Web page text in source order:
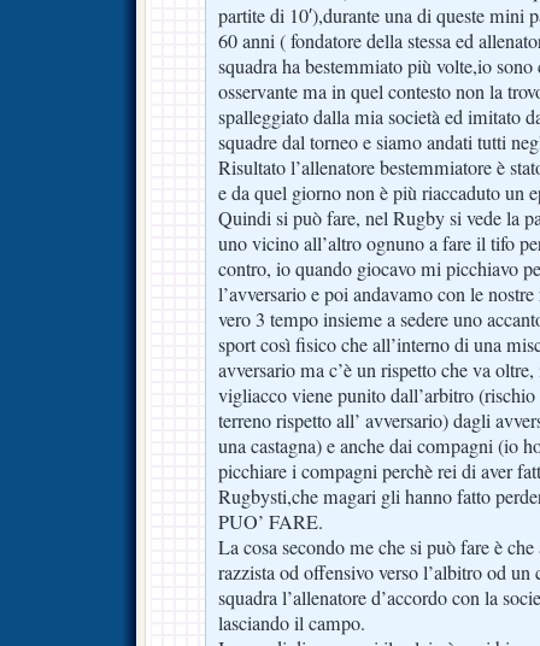
partite di 10′),durante una di queste mini
60 anni ( fondatore della stessa ed
squadra ha bestemmiato più volte,io
osservante ma in quel contesto non la
spalleggiato dalla mia società ed imitato
squadre dal torneo e siamo andati tutti
Risultato l’allenatore bestemmiatore è
e da quel giorno non è più riaccaduto un
Quindi si può fare, nel Rugby si vede la
uno vicino all’altro ognuno a fare il tifo
contro, io quando giocavo mi picchiavo
l’avversario e poi andavamo con le
vero 3 tempo insieme a sedere uno
sport così fisico che all’interno di una
avversario ma c’è un rispetto che va
vigliacco viene punito dall’arbitro
terreno rispetto all’ avversario) dagli
una castagna) e anche dai compagni (io
picchiare i compagni perchè rei di aver
Rugbysti,che magari gli hanno fatto
PUO’ FARE.
La cosa secondo me che si può fare è
razzista od offensivo verso l’albitro od un
squadra l’allenatore d’accordo con la
lasciando il campo.